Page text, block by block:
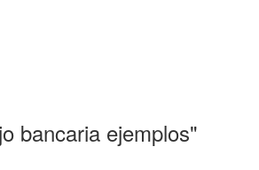
bancaria ejemplos"